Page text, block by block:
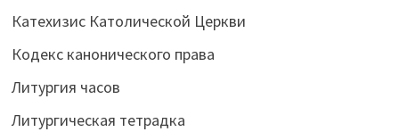
Катехизис Католической Церкви
Кодекс канонического права
Литургия часов
Литургическая тетрадка